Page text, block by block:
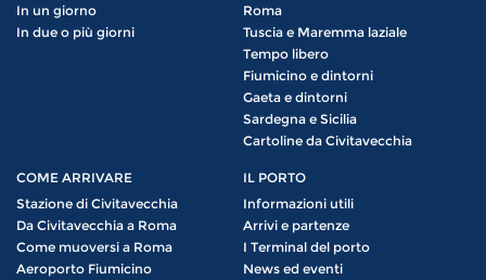
In un giorno
In due o più giorni
Roma
Tuscia e Maremma laziale
Tempo libero
Fiumicino e dintorni
Gaeta e dintorni
Sardegna e Sicilia
Cartoline da Civitavecchia
COME ARRIVARE
Stazione di Civitavecchia
Da Civitavecchia a Roma
Come muoversi a Roma
Aeroporto Fiumicino
IL PORTO
Informazioni utili
Arrivi e partenze
I Terminal del porto
News ed eventi